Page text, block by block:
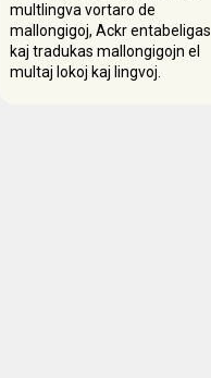
multlingva vortaro de
mallongigoj, Ackr entabeligas
kaj tradukas mallongigojn el
multaj lokoj kaj lingvoj.